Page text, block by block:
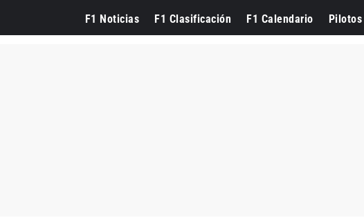
F1 Noticias F1 Clasificación F1 Calendario Pilotos